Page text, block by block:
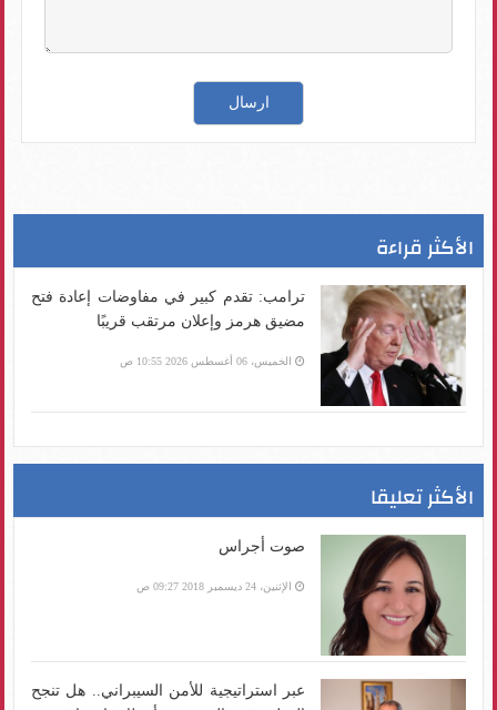
الأكثر قراءة
ترامب: تقدم كبير في مفاوضات إعادة فتح
مضيق هرمز وإعلان مرتقب قريبًا
الخميس، 06 أغسطس 2026 10:55 ص
الأكثر تعليقا
صوت أجراس
الإثنين، 24 ديسمبر 2018 09:27 ص
عبر استراتيجية للأمن السيبراني.. هل تنجح